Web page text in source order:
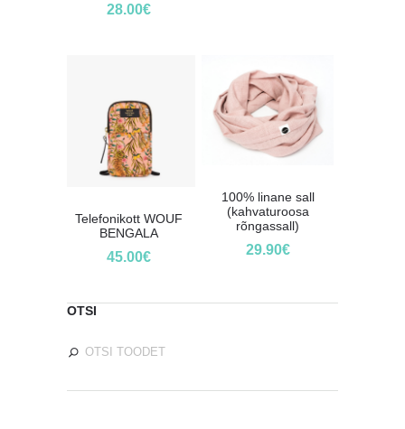
28.00€
Telefonikott WOUF
BENGALA
45.00€
100% linane sall
(kahvaturoosa
rõngassall)
29.90€
OTSI